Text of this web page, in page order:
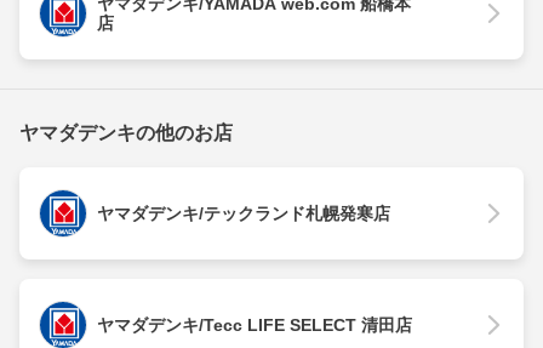
店
ヤマダデンキの他のお店
ヤマダデンキ/テックランド札幌発寒店
ヤマダデンキ/Tecc LIFE SELECT 清田店